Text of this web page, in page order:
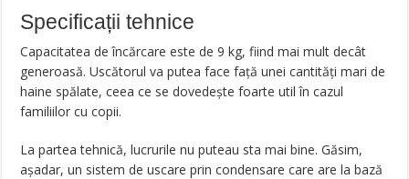
Specificații tehnice
Capacitatea de încărcare este de 9 kg, fiind mai mult decât
generoasă. Uscătorul va putea face față unei cantități mari de
haine spălate, ceea ce se dovedește foarte util în cazul
familiilor cu copii.
La partea tehnică, lucrurile nu puteau sta mai bine. Găsim,
așadar, un sistem de uscare prin condensare care are la bază